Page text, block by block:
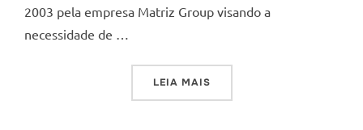
2003 pela empresa Matriz Group visando a
necessidade de …
LEIA MAIS“A MEGA CENTER